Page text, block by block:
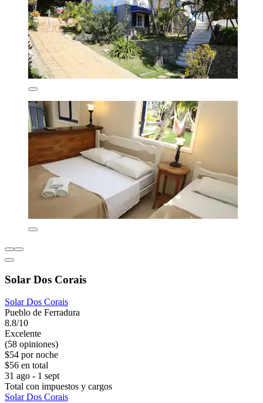
Solar Dos Corais
Solar Dos Corais
Pueblo de Ferradura
8.8/10
Excelente
(58 opiniones)
$54 por noche
$56 en total
31 ago - 1 sept
Total con impuestos y cargos
Solar Dos Corais